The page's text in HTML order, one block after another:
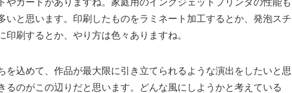
やカードがありますね。家庭用のインクジェットプリンタの性能も
いと思います。印刷したものをラミネート加工するとか、発泡スチ
刷するとか、やり方は色々ありますね。
を込めて、作品が最大限に引き立てられるような演出をしたいと思
るのがこの辺りだと思います。どんな風にしようかと考えている